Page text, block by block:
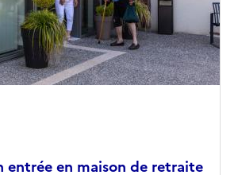
entrée en maison de retraite